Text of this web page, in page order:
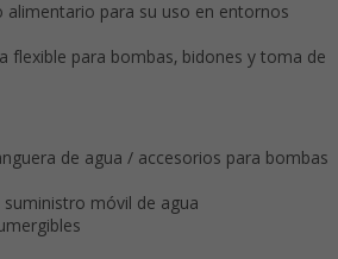
alimentario para su uso en entornos
flexible para bombas, bidones y toma de
de agua / accesorios para bombas
móvil de agua